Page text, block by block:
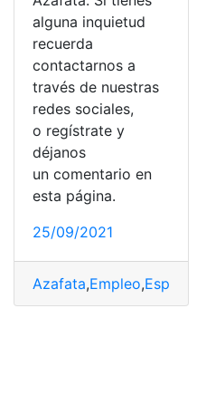
alguna inquietud
recuerda
contactarnos a
través de nuestras
redes sociales,
o regístrate y
déjanos
un comentario en
esta página.
25/09/2021
Azafata,Empleo,España